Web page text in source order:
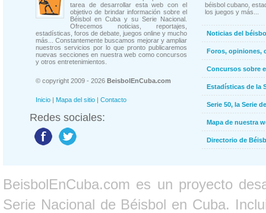
tarea de desarrollar esta web con el
objetivo de brindar información sobre el
Béisbol en Cuba y su Serie Nacional.
Ofrecemos noticias, reportajes,
estadísticas, foros de debate, juegos online y mucho
más... Constantemente buscamos mejorar y ampliar
nuestros servicios por lo que pronto publicaremos
nuevas secciones en nuestra web como concursos
y otros entretenimientos.
© copyright 2009 - 2026 BeisbolEnCuba.com
Inicio | Mapa del sitio | Contacto
Redes sociales:
béisbol cubano,
los juegos y más...
Noticias del
Foros, opiniones,
Concursos sobre
Estadísticas de la
Serie 50, la Serie
Mapa de nuestra
Directorio de
BeisbolEnCuba.com es un proyecto
Serie Nacional de Béisbol en Cuba.